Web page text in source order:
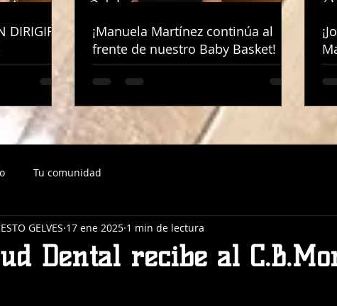
DIRIGIRÁ
¡Manuela Martínez continúa al
frente de nuestro Baby Basket!
DIRIGIRÁ
¡Manuela Martínez continúa al
frente de nuestro Baby Basket!
Tu comunidad
Dental recibe al
GELVES 17 ene 2025 1 min de lectura